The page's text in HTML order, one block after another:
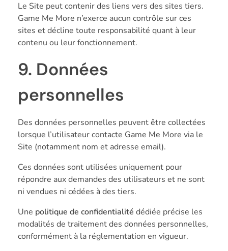
Le Site peut contenir des liens vers des sites tiers.
Game Me More n’exerce aucun contrôle sur ces
sites et décline toute responsabilité quant à leur
contenu ou leur fonctionnement.
9. Données
personnelles
Des données personnelles peuvent être collectées
lorsque l’utilisateur contacte Game Me More via le
Site (notamment nom et adresse email).
Ces données sont utilisées uniquement pour
répondre aux demandes des utilisateurs et ne sont
ni vendues ni cédées à des tiers.
Une politique de confidentialité dédiée précise les
modalités de traitement des données personnelles,
conformément à la réglementation en vigueur.